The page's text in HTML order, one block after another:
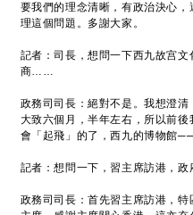
要我們的理念清晰，有政治決心
理這個問題。多謝大家。
記者：司長，想問一下西九故宫
商……
政務司司長：絕對不是。我想澄
大致六個月，半年左右，所以前
會「起飛」的了，西九的博物館
記者：想問一下，習主席訪港，
政務司司長：首先習主席訪港，